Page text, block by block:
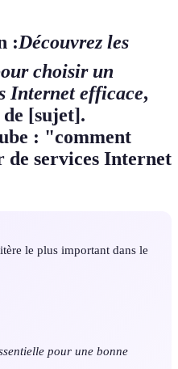
:Découvrez les
choisir un
Internet efficace,
de [sujet].
: "comment
de services Internet
le plus important dans le
pour une bonne